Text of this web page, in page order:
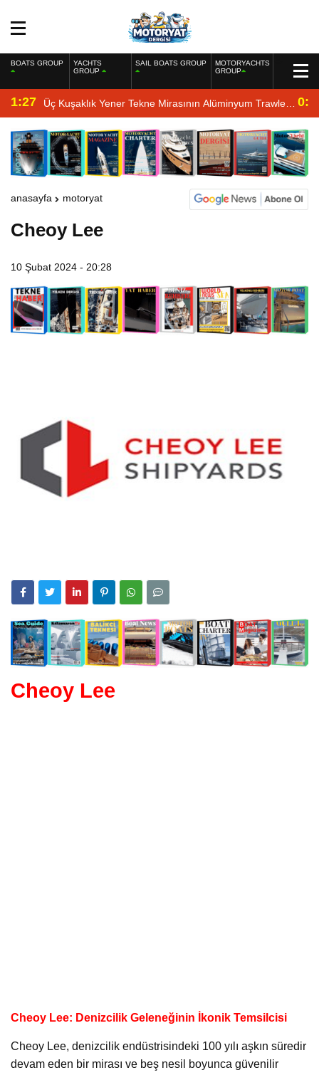
BOATS GROUP
YACHTS
GROUP
SAIL BOATS GROUP
MOTORYACHTS
GROUP
1:27 Üç Kuşaklık Yener Tekne Mirasının Alüminyum Trawler
Yorumu
anasayfa motoryat
Cheoy Lee
10 Şubat 2024 - 20:28
Cheoy Lee
Cheoy Lee: Denizcilik Geleneğinin İkonik Temsilcisi
Cheoy Lee, denizcilik endüstrisindeki 100 yılı aşkın süredir
devam eden bir mirası ve beş nesil boyunca güvenilir